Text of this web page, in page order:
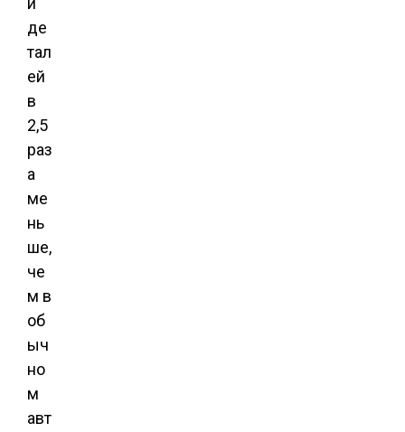
де
тал
ей
в
2,5
раз
а
ме
нь
ше,
че
м в
об
ыч
но
м
авт